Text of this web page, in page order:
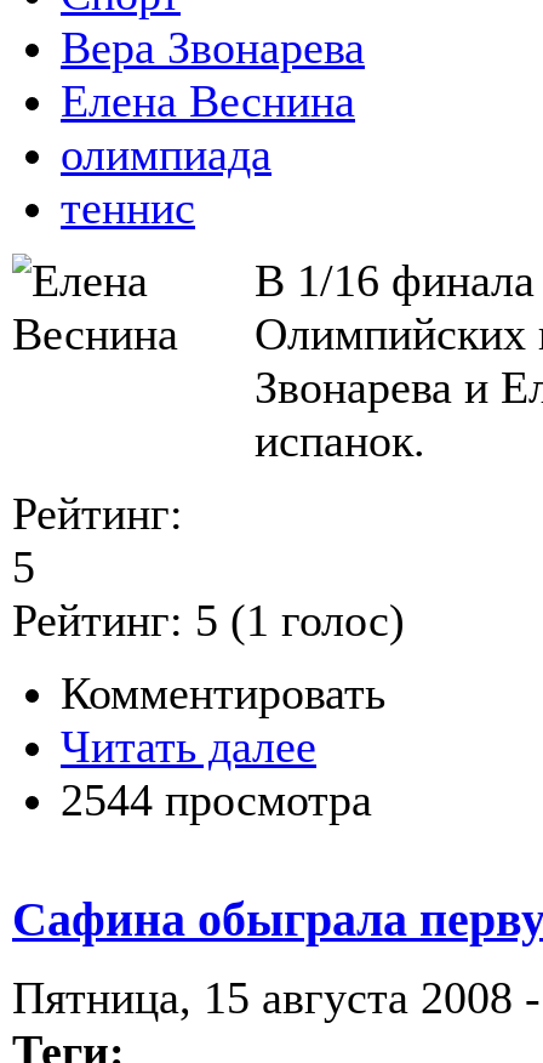
Вера Звонарева
Елена Веснина
олимпиада
теннис
В 1/16 финала
Олимпийских
Звонарева и
испанок.
Рейтинг:
5
Рейтинг: 5 (1 голос)
Комментировать
Читать далее
2544 просмотра
Сафина обыграла
Пятница, 15 августа 2008
Теги: